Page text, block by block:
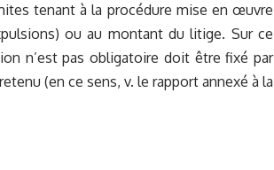
tenant à la procédure mise en œuvre
ou au montant du litige. Sur ce
n’est pas obligatoire doit être fixé par
(en ce sens, v. le rapport annexé à la